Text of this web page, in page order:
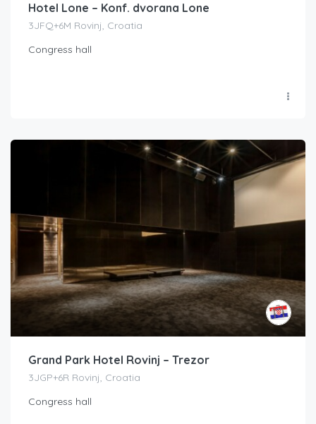
Hotel Lone – Konf. dvorana Lone
3JFQ+6M Rovinj, Croatia
Congress hall
Grand Park Hotel Rovinj – Trezor
3JGP+6R Rovinj, Croatia
Congress hall